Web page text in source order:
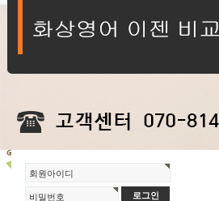
회원아이디
비밀번호